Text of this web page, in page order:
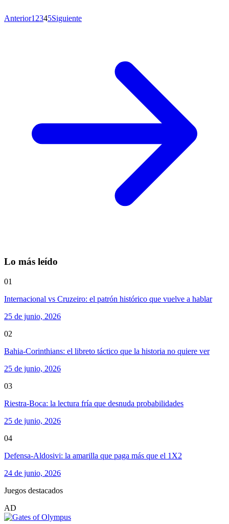
Anterior1 2345Siguiente
Lo más leído
01
Internacional vs Cruzeiro: el patrón histórico que vuelve a hablar
25 de junio, 2026
02
Bahia-Corinthians: el libreto táctico que la historia no quiere ver
25 de junio, 2026
03
Riestra-Boca: la lectura fría que desnuda probabilidades
25 de junio, 2026
04
Defensa-Aldosivi: la amarilla que paga más que el 1X2
24 de junio, 2026
Juegos destacados
AD